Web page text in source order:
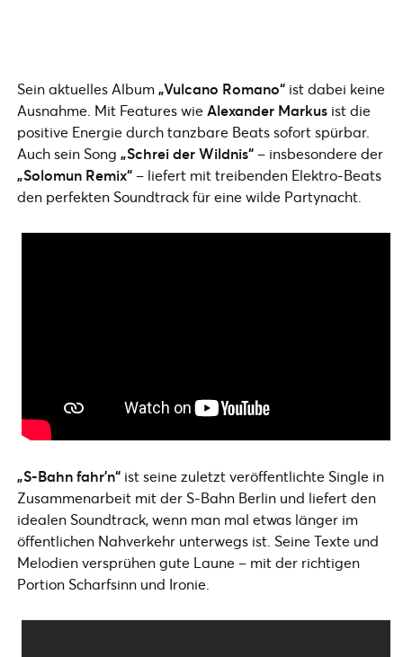
Sein aktuelles Album„Vulcano Romano“ ist dabei keine
Ausnahme. Mit Features wieAlexander Markus ist die
positive Energie durch tanzbare Beats sofort spürbar.
Auch sein Song „Schrei der Wildnis“– insbesondere der
„Solomun Remix“– liefert mit treibenden Elektro-Beats
den perfekten Soundtrack für eine wilde Partynacht.
„S-Bahn fahr’n“ ist seine zuletzt veröffentlichte Single in
Zusammenarbeit mit der S-Bahn Berlin und liefert den
idealen Soundtrack, wenn man mal etwas länger im
öffentlichen Nahverkehr unterwegs ist. Seine Texte und
Melodien versprühen gute Laune – mit der richtigen
Portion Scharfsinn und Ironie.